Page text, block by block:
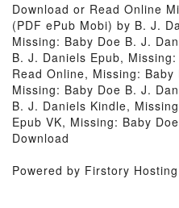
Download or Read Online
(PDF ePub Mobi) by B. J.
Missing: Baby Doe B. J.
B. J. Daniels Epub,
Read Online, Missing:
Missing: Baby Doe B. J.
B. J. Daniels Kindle,
Epub VK, Missing: Baby
Download
Powered by Firstory Hosting